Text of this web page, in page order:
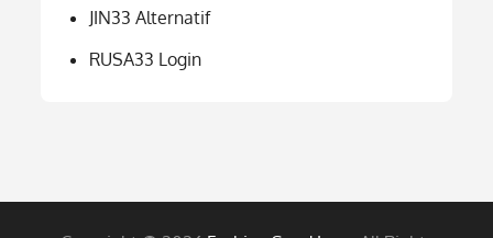
JIN33 Alternatif
RUSA33 Login